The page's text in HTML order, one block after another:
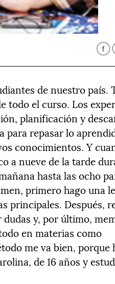
de nuestro país.
todo el curso. Los
planificación y
para repasar lo
conocimientos. Y
a nueve de la tarde
hasta las ocho
primero hago una
principales. Después,
y, por último,
en materias como
me va bien, porque
de 16 años y